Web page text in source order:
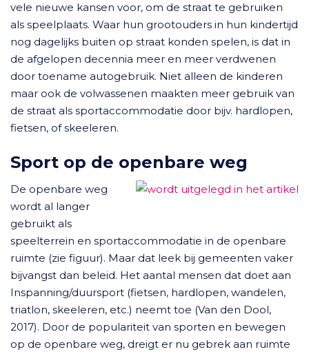
vele nieuwe kansen voor, om de straat te gebruiken
als speelplaats. Waar hun grootouders in hun kindertijd
nog dagelijks buiten op straat konden spelen, is dat in
de afgelopen decennia meer en meer verdwenen
door toename autogebruik. Niet alleen de kinderen
maar ook de volwassenen maakten meer gebruik van
de straat als sportaccommodatie door bijv. hardlopen,
fietsen, of skeeleren.
Sport op de openbare weg
De openbare weg
wordt al langer
gebruikt als
speelterrein en sportaccommodatie in de openbare
ruimte (zie figuur). Maar dat leek bij gemeenten vaker
bijvangst dan beleid. Het aantal mensen dat doet aan
Inspanning/duursport (fietsen, hardlopen, wandelen,
triatlon, skeeleren, etc.) neemt toe (Van den Dool,
2017). Door de populariteit van sporten en bewegen
op de openbare weg, dreigt er nu gebrek aan ruimte